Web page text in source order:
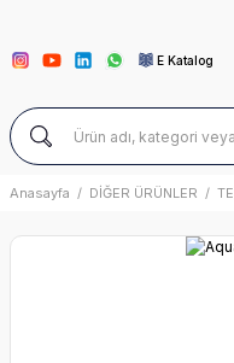
E Katalog
Anasayfa DİĞER ÜRÜNLER